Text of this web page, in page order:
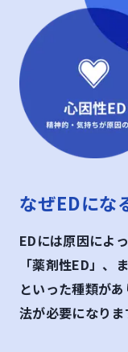
なぜEDにな
EDには原因によ
「薬剤性ED」、
といった種類が
法が必要になりま